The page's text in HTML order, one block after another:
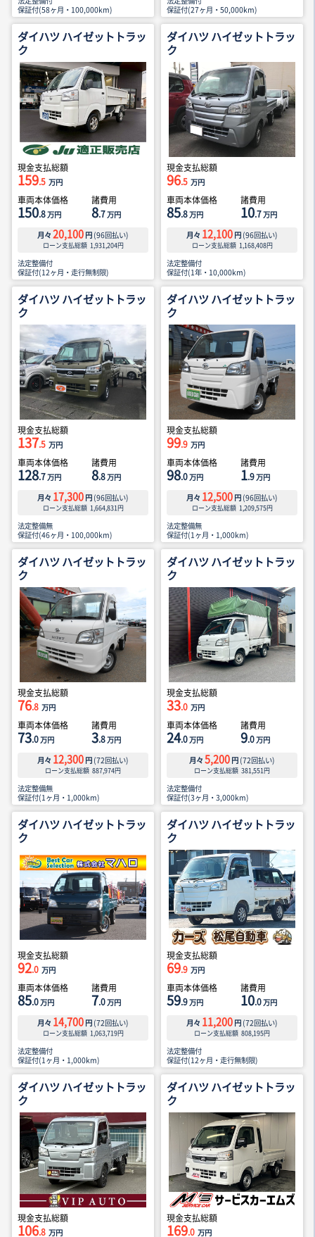
保証付(58ヶ月・100,000km)
保証付(27ヶ月・50,000km)
ダイハツ ハイゼットトラッ
ク
現金支払総額
159.5 万円
車両本体価格
150.8万円
諸費用
8.7万円
月々 20,100 円 (96回払い)
ローン支払総額 1,931,204円
法定整備付
保証付(12ヶ月・走行無制限)
ダイハツ ハイゼットトラッ
ク
現金支払総額
96.5 万円
車両本体価格
85.8万円
諸費用
10.7万円
月々 12,100 円 (96回払い)
ローン支払総額 1,168,408円
法定整備付
保証付(1年・10,000km)
ダイハツ ハイゼットトラッ
ク
現金支払総額
137.5 万円
車両本体価格
128.7万円
諸費用
8.8万円
月々 17,300 円 (96回払い)
ローン支払総額 1,664,831円
法定整備無
保証付(46ヶ月・100,000km)
ダイハツ ハイゼットトラッ
ク
現金支払総額
99.9 万円
車両本体価格
98.0万円
諸費用
1.9万円
月々 12,500 円 (96回払い)
ローン支払総額 1,209,575円
法定整備無
保証付(1ヶ月・1,000km)
ダイハツ ハイゼットトラッ
ク
現金支払総額
76.8 万円
車両本体価格
73.0万円
諸費用
3.8万円
月々 12,300 円 (72回払い)
ローン支払総額 887,974円
法定整備無
保証付(1ヶ月・1,000km)
ダイハツ ハイゼットトラッ
ク
現金支払総額
33.0 万円
車両本体価格
24.0万円
諸費用
9.0万円
月々 5,200 円 (72回払い)
ローン支払総額 381,551円
法定整備付
保証付(3ヶ月・3,000km)
ダイハツ ハイゼットトラッ
ク
現金支払総額
92.0 万円
車両本体価格
85.0万円
諸費用
7.0万円
月々 14,700 円 (72回払い)
ローン支払総額 1,063,719円
法定整備付
保証付(1ヶ月・1,000km)
ダイハツ ハイゼットトラッ
ク
現金支払総額
69.9 万円
車両本体価格
59.9万円
諸費用
10.0万円
月々 11,200 円 (72回払い)
ローン支払総額 808,195円
法定整備付
保証付(12ヶ月・走行無制限)
ダイハツ ハイゼットトラッ
ク
現金支払総額
106.8 万円
ダイハツ ハイゼットトラッ
ク
現金支払総額
169.0 万円